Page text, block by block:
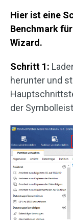
Hier ist eine
Benchmark
Wizard.
Schritt 1:
herunter und
der